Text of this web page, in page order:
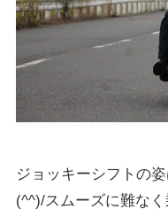
ジョッキーシフトの
(^^)/スムーズに難な